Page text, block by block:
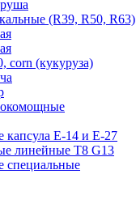
(R39, R50, R63)
corn (кукуруза)
капсула Е-14 и Е-27
линейные T8 G13
специальные